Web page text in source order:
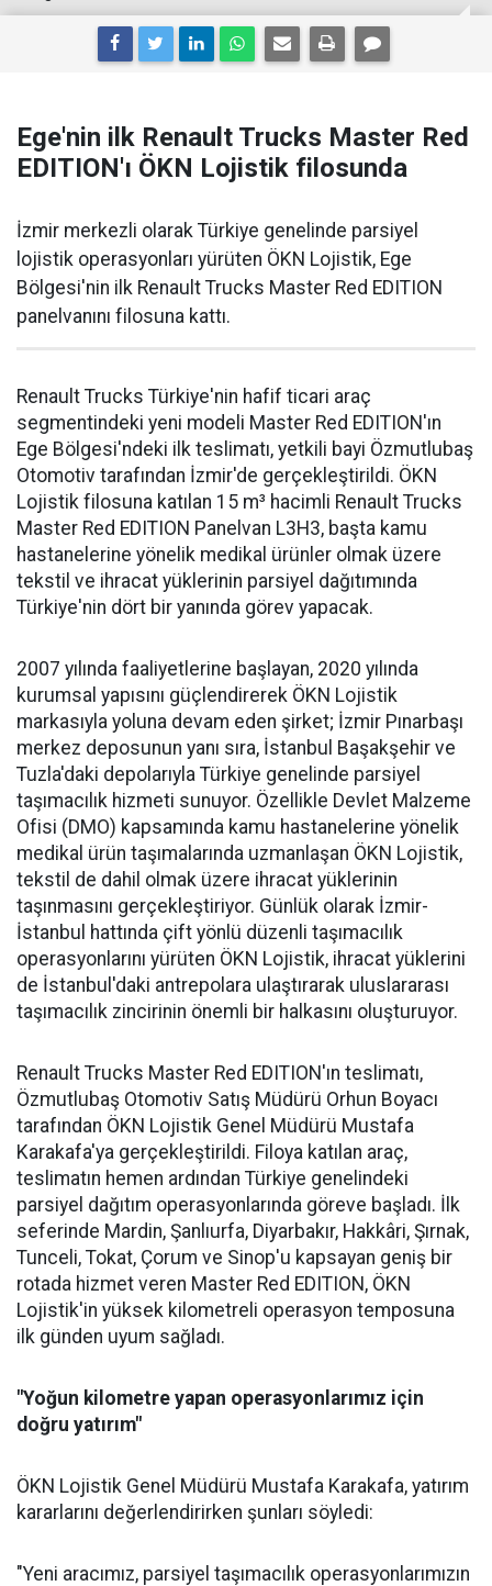
Ege'nin ilk Renault Trucks Master Red
EDITION'ı ÖKN Lojistik filosunda
İzmir merkezli olarak Türkiye genelinde parsiyel
lojistik operasyonları yürüten ÖKN Lojistik, Ege
Bölgesi'nin ilk Renault Trucks Master Red EDITION
panelvanını filosuna kattı.
Renault Trucks Türkiye'nin hafif ticari araç
segmentindeki yeni modeli Master Red EDITION'ın
Ege Bölgesi'ndeki ilk teslimatı, yetkili bayi Özmutlubaş
Otomotiv tarafından İzmir'de gerçekleştirildi. ÖKN
Lojistik filosuna katılan 15 m³ hacimli Renault Trucks
Master Red EDITION Panelvan L3H3, başta kamu
hastanelerine yönelik medikal ürünler olmak üzere
tekstil ve ihracat yüklerinin parsiyel dağıtımında
Türkiye'nin dört bir yanında görev yapacak.
2007 yılında faaliyetlerine başlayan, 2020 yılında
kurumsal yapısını güçlendirerek ÖKN Lojistik
markasıyla yoluna devam eden şirket; İzmir Pınarbaşı
merkez deposunun yanı sıra, İstanbul Başakşehir ve
Tuzla'daki depolarıyla Türkiye genelinde parsiyel
taşımacılık hizmeti sunuyor. Özellikle Devlet Malzeme
Ofisi (DMO) kapsamında kamu hastanelerine yönelik
medikal ürün taşımalarında uzmanlaşan ÖKN Lojistik,
tekstil de dahil olmak üzere ihracat yüklerinin
taşınmasını gerçekleştiriyor. Günlük olarak İzmir-
İstanbul hattında çift yönlü düzenli taşımacılık
operasyonlarını yürüten ÖKN Lojistik, ihracat yüklerini
de İstanbul'daki antrepolara ulaştırarak uluslararası
taşımacılık zincirinin önemli bir halkasını oluşturuyor.
Renault Trucks Master Red EDITION'ın teslimatı,
Özmutlubaş Otomotiv Satış Müdürü Orhun Boyacı
tarafından ÖKN Lojistik Genel Müdürü Mustafa
Karakafa'ya gerçekleştirildi. Filoya katılan araç,
teslimatın hemen ardından Türkiye genelindeki
parsiyel dağıtım operasyonlarında göreve başladı. İlk
seferinde Mardin, Şanlıurfa, Diyarbakır, Hakkâri, Şırnak,
Tunceli, Tokat, Çorum ve Sinop'u kapsayan geniş bir
rotada hizmet veren Master Red EDITION, ÖKN
Lojistik'in yüksek kilometreli operasyon temposuna
ilk günden uyum sağladı.
"Yoğun kilometre yapan operasyonlarımız için
doğru yatırım"
ÖKN Lojistik Genel Müdürü Mustafa Karakafa, yatırım
kararlarını değerlendirirken şunları söyledi:
"Yeni aracımız, parsiyel taşımacılık operasyonlarımızın